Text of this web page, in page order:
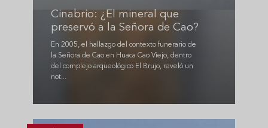
Cinabrio: ¿El mineral que
preservó a la Señora de Cao?
En 2005, el hallazgo del contexto funerario de
la Señora de Cao en Huaca Cao Viejo, dentro
del complejo arqueológico El Brujo, reveló un
not...